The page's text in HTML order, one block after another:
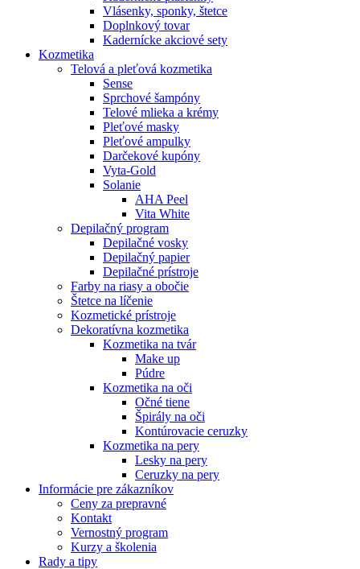
Vlásenky, sponky, štetce
Doplnkový tovar
Kadernícke akciové sety
Kozmetika
Telová a pleťová kozmetika
Sense
Sprchové šampóny
Telové mlieka a krémy
Pleťové masky
Pleťové ampulky
Darčekové kupóny
Vyta-Gold
Solanie
AHA Peel
Vita White
Depilačný program
Depilačné vosky
Depilačný papier
Depilačné prístroje
Farby na riasy a obočie
Štetce na líčenie
Kozmetické prístroje
Dekoratívna kozmetika
Kozmetika na tvár
Make up
Púdre
Kozmetika na oči
Očné tiene
Špirály na oči
Kontúrovacie ceruzky
Kozmetika na pery
Lesky na pery
Ceruzky na pery
Informácie pre zákazníkov
Ceny za prepravné
Kontakt
Vernostný program
Kurzy a školenia
Rady a tipy